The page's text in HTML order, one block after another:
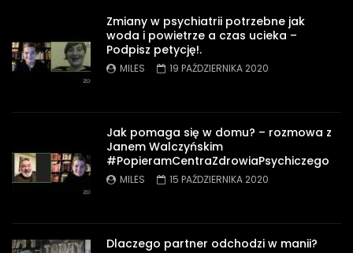
Zmiany w psychiatrii potrzebne jak
woda i powietrze a czas ucieka –
Podpisz petycję!.
MILES 19 PAŹDZIERNIKA 2020
Jak pomaga się w domu? – rozmowa z
Janem Walczyńskim
#PopieramCentraZdrowiaPsychiczego
MILES 15 PAŹDZIERNIKA 2020
Dlaczego partner odchodzi w manii?